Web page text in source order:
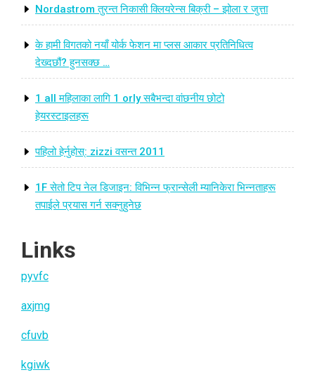
Nordastrom तुरन्त निकासी क्लियरेन्स बिक्री – झोला र जुत्ता
के हामी विगतको नयाँ योर्क फेशन मा प्लस आकार प्रतिनिधित्व
देख्दछौं? हुनसक्छ …
1 all महिलाका लागि 1 orly सबैभन्दा वांछनीय छोटो
हेयरस्टाइलहरू
पहिलो हेर्नुहोस्: zizzi वसन्त 2011
1F सेतो टिप नेल डिजाइन: विभिन्न फ्रान्सेली म्यानिकेरा भिन्नताहरू
तपाईले प्रयास गर्न सक्नुहुनेछ
Links
pyvfc
axjmg
cfuvb
kgiwk